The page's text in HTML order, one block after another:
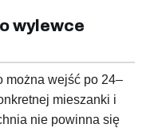
wylewce
można wejść po 24–
mieszanki i
nie powinna się